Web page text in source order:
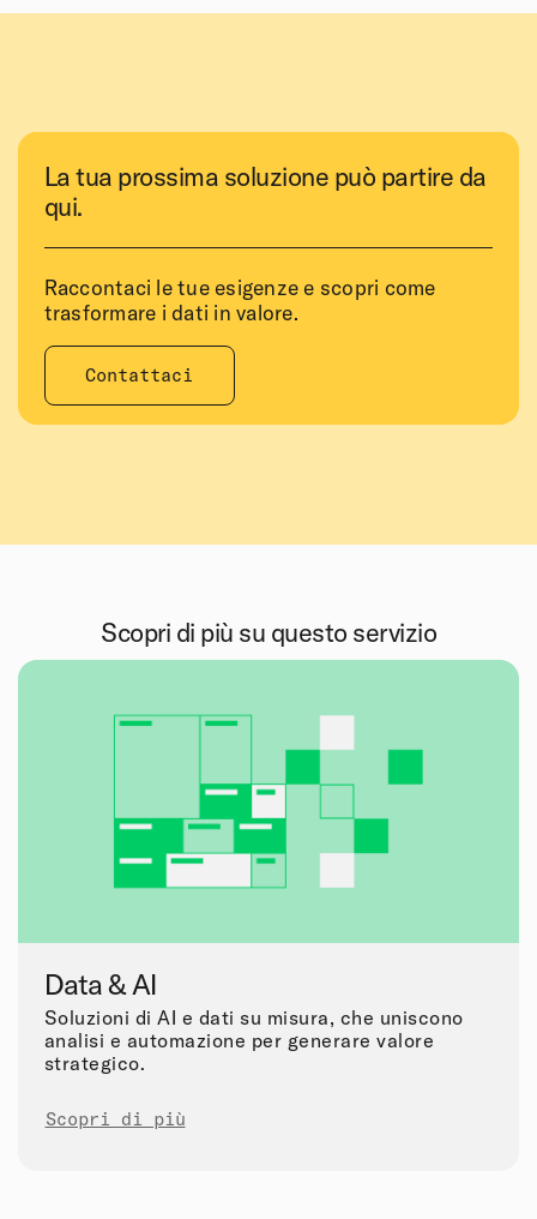
La tua prossima soluzione può partire da
qui.
Raccontaci le tue esigenze e scopri come
trasformare i dati in valore.
Contattaci
Scopri di più su questo servizio
Data & AI
Soluzioni di AI e dati su misura, che uniscono
analisi e automazione per generare valore
strategico.
Scopri di più